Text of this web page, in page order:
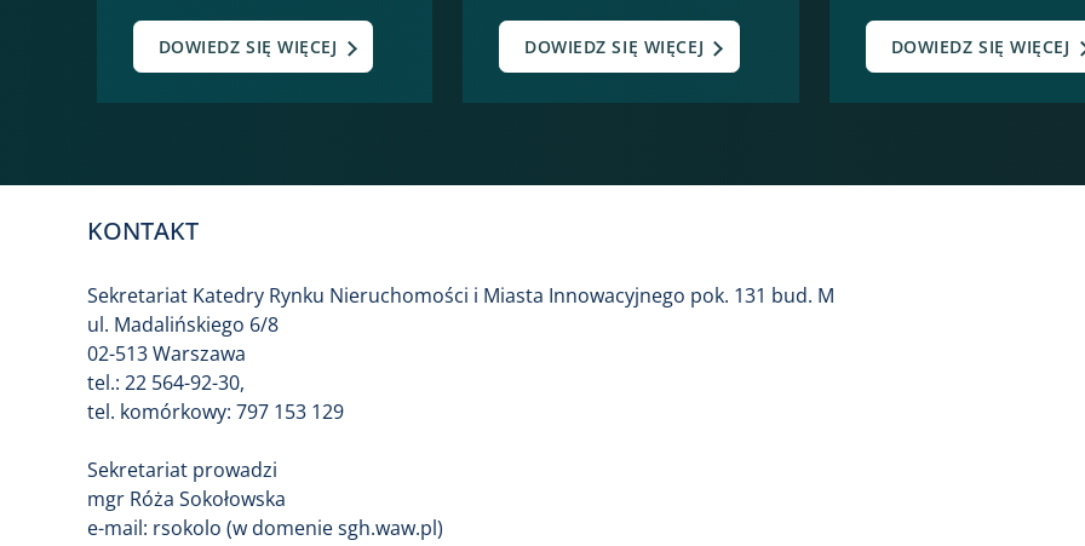
DOWIEDZ SIĘ WIĘCEJ DOWIEDZ SIĘ WIĘCEJ DOWIEDZ SIĘ WIĘCEJ
KONTAKT
Sekretariat Katedry Rynku Nieruchomości i Miasta Innowacyjnego pok. 131 bud. M
ul. Madalińskiego 6/8
02-513 Warszawa
tel.: 22 564-92-30,
tel. komórkowy: 797 153 129
Sekretariat prowadzi
mgr Róża Sokołowska
e-mail: rsokolo (w domenie sgh.waw.pl)